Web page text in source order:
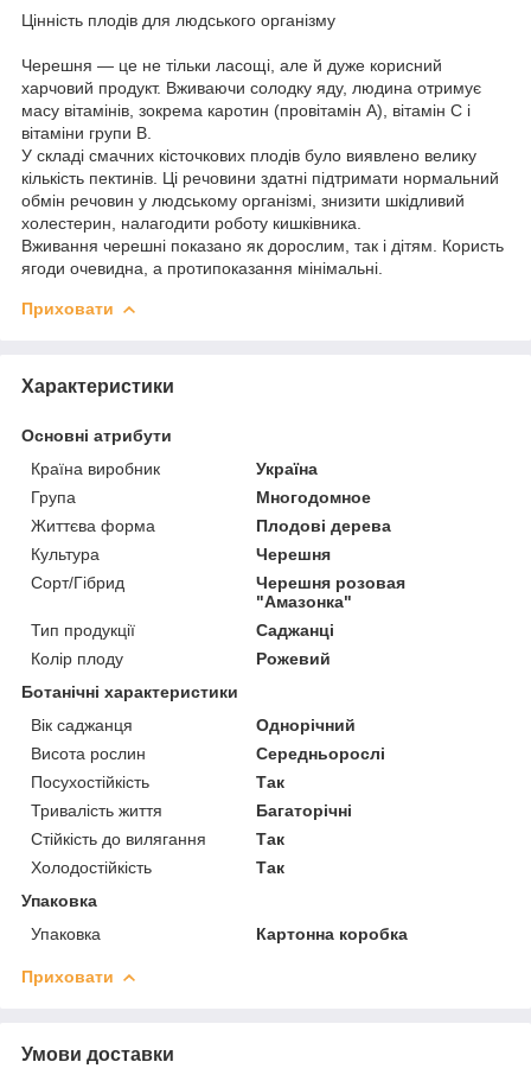
Цінність плодів для людського організму
Черешня — це не тільки ласощі, але й дуже корисний
харчовий продукт. Вживаючи солодку яду, людина отримує
масу вітамінів, зокрема каротин (провітамін А), вітамін C і
вітаміни групи В.
У складі смачних кісточкових плодів було виявлено велику
кількість пектинів. Ці речовини здатні підтримати нормальний
обмін речовин у людському організмі, знизити шкідливий
холестерин, налагодити роботу кишківника.
Вживання черешні показано як дорослим, так і дітям. Користь
ягоди очевидна, а протипоказання мінімальні.
Приховати
Характеристики
Основні атрибути
Країна виробник
Україна
Група
Многодомное
Життєва форма
Плодові дерева
Культура
Черешня
Сорт/Гібрид
Черешня розовая
"Амазонка"
Тип продукції
Саджанці
Колір плоду
Рожевий
Ботанічні характеристики
Вік саджанця
Однорічний
Висота рослин
Середньорослі
Посухостійкість
Так
Тривалість життя
Багаторічні
Стійкість до вилягання
Так
Холодостійкість
Так
Упаковка
Упаковка
Картонна коробка
Приховати
Умови доставки